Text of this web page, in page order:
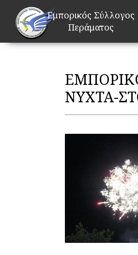
Εμπορικός Σύλλογος
Περάματος
ΝΥΧΤΑ-